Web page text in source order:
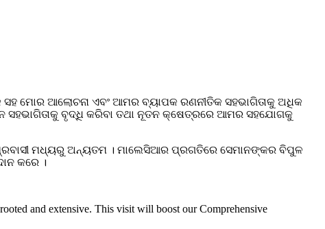
ମୋର ଆଲୋଚନା ଏବଂ ଆମର ବ୍ୟାପକ ରଣନୀତିକ ସହଭାଗିତାକୁ ଅଧିକ
ସହଭାଗିତାକୁ ବୃଦ୍ଧି କରିବା ତଥା ନୂତନ କ୍ଷେତ୍ରରେ ଆମର ସହଯୋଗକୁ
ମଧ୍ୟରୁ ଅନ୍ୟତମ । ମାଲେସିଆର ପ୍ରଗତିରେ ସେମାନଙ୍କର ବିପୁଳ
କରେ ।
and extensive. This visit will boost our Comprehensive